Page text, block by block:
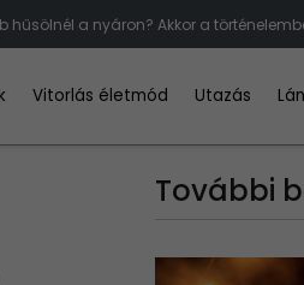
hűsölnél a nyáron? Akkor a
Vitorlás életmód Utazás
További